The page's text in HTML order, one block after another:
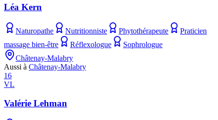
Léa Kern
Naturopathe Nutritionniste Phytothérapeute
Praticien
massage bien-être
Réflexologue
Sophrologue
Châtenay-Malabry
Aussi à Châtenay-Malabry
16
VL
Valérie Lehman